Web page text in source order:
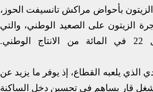
بأحواض مراكش تانسيفت الحوز،
بشجرة الزيتون على الصعيد الوطني، والتي
الذي يلعبه القطاع، إذ يوفر ما يزيد عن
أي ما يعادل 44 ألف منصب شغل قار يساهم في تحسين دخل الساكنة